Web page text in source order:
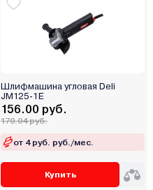
Шлифмашина угловая Deli
JM125-1E
156.00 руб.
170.04 руб.
от 4 руб. руб./мес.
Купить